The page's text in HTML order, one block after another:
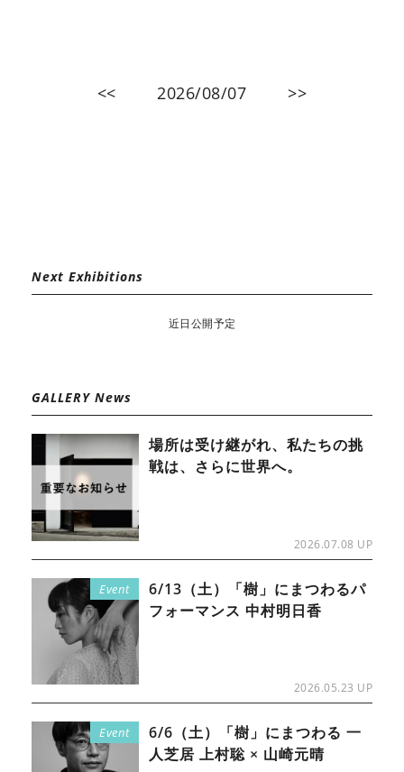
<< 2026/08/07 >>
Next Exhibitions
近日公開予定
GALLERY News
場所は受け継がれ、私たちの挑
戦は、さらに世界へ。
2026.07.08 UP
Event
6/13（土）「樹」にまつわるパ
フォーマンス 中村明日香
2026.05.23 UP
Event
6/6（土）「樹」にまつわる 一
人芝居 上村聡 × 山崎元晴